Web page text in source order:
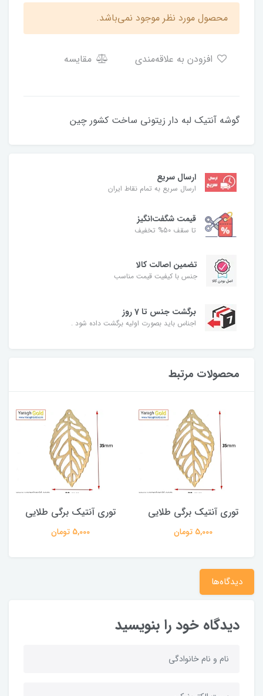
محصول مورد نظر موجود نمی‌باشد.
مقایسه
گوشه آنتیک لبه دار زیتونی ساخت کشور چین
ارسال سریع
ارسال سریع به تمام نقاط ایران
قیمت شگفت‌انگیز
تا سقف 50% تخفیف
تضمین اصالت کالا
جنس با کیفیت قیمت مناسب
برگشت جنس تا 7 روز
اجناس باید بصورت اولیه برگشت داده شود .
محصولات مرتبط
توری آنتیک برگی طلایی
5,000 تومان
توری آنتیک برگی طلایی
5,000 تومان
دیدگاه‌ها
دیدگاه خود را بنویسید